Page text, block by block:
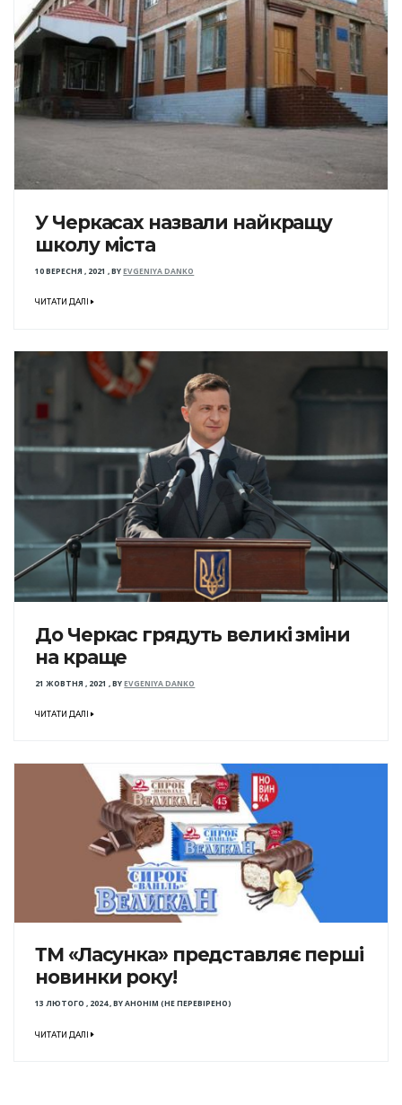
У Черкасах назвали найкращу
школу міста
10 ВЕРЕСНЯ , 2021 ,BYEVGENIYA DANKO
ЧИТАТИ ДАЛІ
До Черкас грядуть великі зміни
на краще
21 ЖОВТНЯ , 2021 ,BYEVGENIYA DANKO
ЧИТАТИ ДАЛІ
ТМ «Ласунка» представляє перші
новинки року!
13 ЛЮТОГО , 2024,BYАНОНІМ (НЕ ПЕРЕВІРЕНО)
ЧИТАТИ ДАЛІ